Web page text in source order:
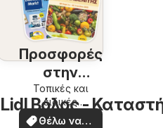
Προσφορές
στην
περιοχή
σας
Τοπικές και
ειδικές
προσφορές
Θέλω να
Lidl Βόλος -